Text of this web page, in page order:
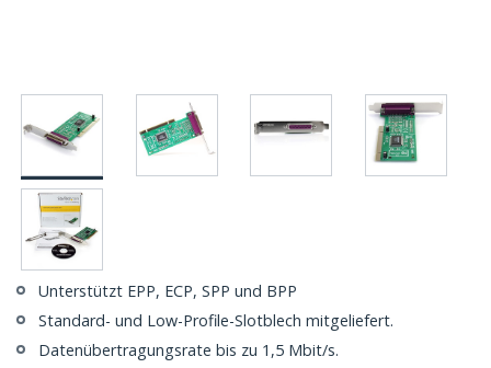
Unterstützt EPP, ECP, SPP und BPP
Standard- und Low-Profile-Slotblech mitgeliefert.
Datenübertragungsrate bis zu 1,5 Mbit/s.